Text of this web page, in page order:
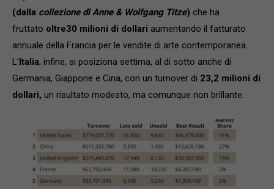
(dalla collezione di Anne & Wolfgang Titze) che ha
fruttato oltre30 milioni di dollari aumentando il fatturato
annuale della Francia per le vendite di arte contemporanea.
L’ Italia, infine, si posiziona settima, al di sotto anche di
Germania, Giappone e Cina, con un turnover di 23,2 milioni di
dollari, un risultato modesto, ma comunque non brillante.